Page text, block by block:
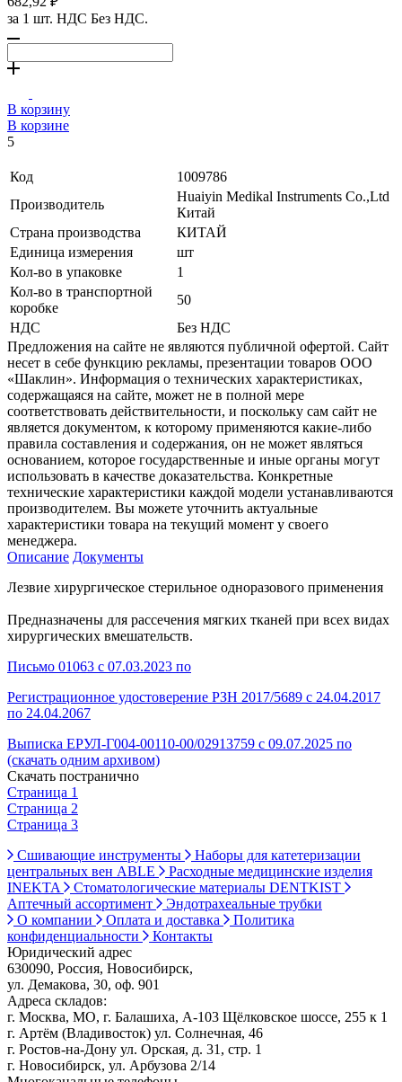
за 1 шт. НДС Без НДС.
В корзину
В корзине
5
Код
1009786
Производитель
Huaiyin Medikal Instruments Co.,Ltd
Китай
Страна производства
КИТАЙ
Единица измерения
шт
Кол-во в упаковке
1
Кол-во в транспортной
коробке
50
НДС
Без НДС
Предложения на сайте не являются публичной офертой. Сайт
несет в себе функцию рекламы, презентации товаров ООО
«Шаклин». Информация о технических характеристиках,
содержащаяся на сайте, может не в полной мере
соответствовать действительности, и поскольку сам сайт не
является документом, к которому применяются какие-либо
правила составления и содержания, он не может являться
основанием, которое государственные и иные органы могут
использовать в качестве доказательства. Конкретные
технические характеристики каждой модели устанавливаются
производителем. Вы можете уточнить актуальные
характеристики товара на текущий момент у своего
менеджера.
Описание Документы
Лезвие хирургическое стерильное одноразового применения
Предназначены для рассечения мягких тканей при всех видах
хирургических вмешательств.
Письмо 01063 с 07.03.2023 по
Регистрационное удостоверение РЗН 2017/5689 с 24.04.2017
по 24.04.2067
Выписка ЕРУЛ-Г004-00110-00/02913759 с 09.07.2025 по
(скачать одним архивом)
Скачать постранично
Страница 1
Страница 2
Страница 3
Сшивающие инструменты
Наборы для катетеризации
центральных вен ABLE
Расходные медицинские изделия
INEKTA
Стоматологические материалы DENTKIST
Аптечный ассортимент
Эндотрахеальные трубки
О компании
Оплата и доставка
Политика
конфиденциальности
Контакты
Юридический адрес
630090, Россия, Новосибирск,
ул. Демакова, 30, оф. 901
Адреса складов:
г. Москва, МО, г. Балашиха, А-103 Щёлковское шоссе, 255 к 1
г. Артём (Владивосток) ул. Солнечная, 46
г. Ростов-на-Дону ул. Орская, д. 31, стр. 1
г. Новосибирск, ул. Арбузова 2/14